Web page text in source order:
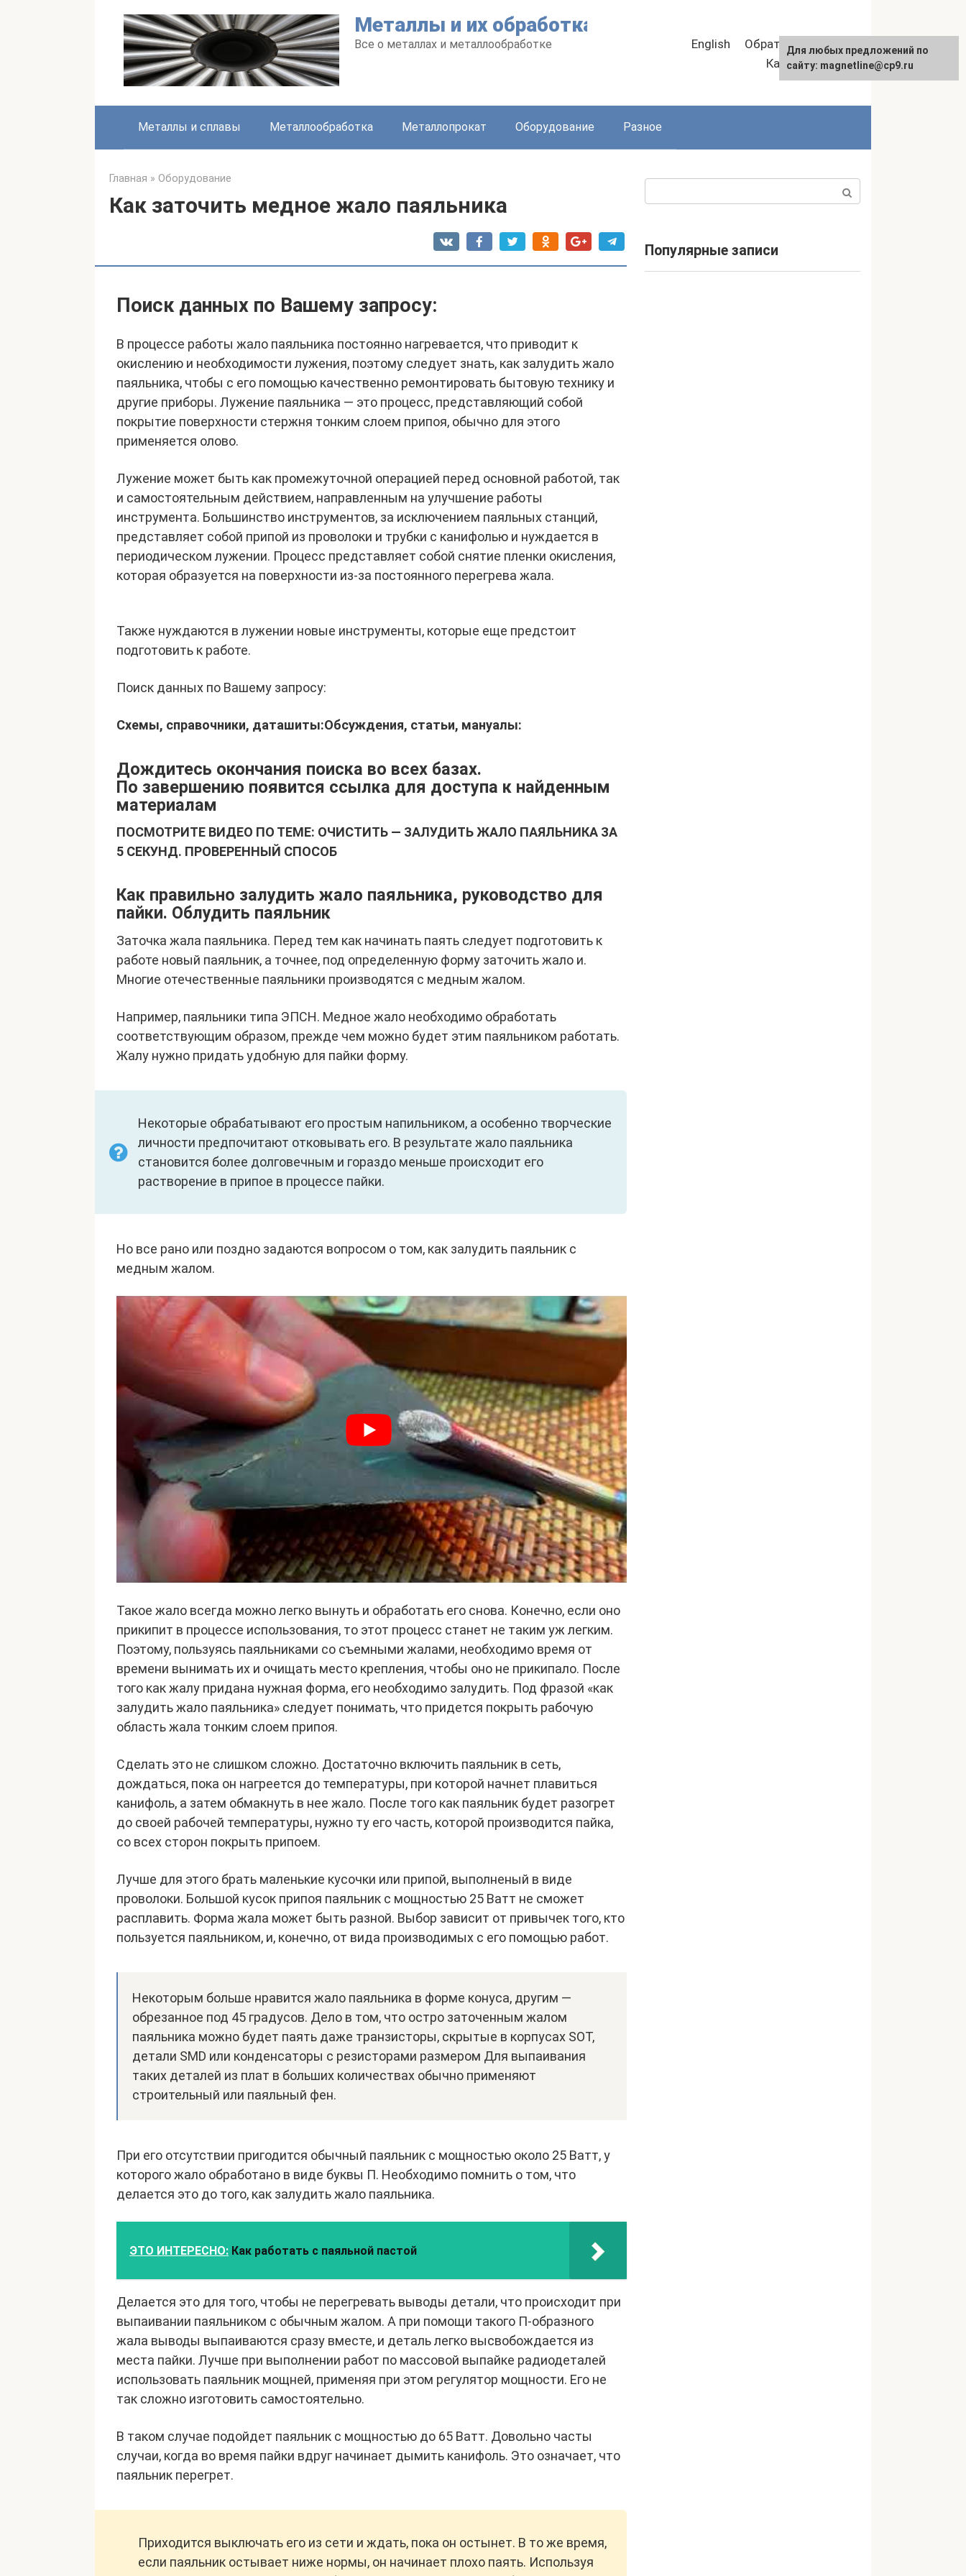
Металлы и их обработка
Все о металлах и металлообработке English
Обратная связь
Карта сайта
Металлы и сплавы Металлообработка Металлопрокат Оборудование Разное
Главная » Оборудование
Как заточить медное жало паяльника
Поиск данных по Вашему запросу:
В процессе работы жало паяльника постоянно нагревается, что приводит к
окислению и необходимости лужения, поэтому следует знать, как залудить жало
паяльника, чтобы с его помощью качественно ремонтировать бытовую технику и
другие приборы. Лужение паяльника — это процесс, представляющий собой
покрытие поверхности стержня тонким слоем припоя, обычно для этого
применяется олово.
Лужение может быть как промежуточной операцией перед основной работой, так
и самостоятельным действием, направленным на улучшение работы
инструмента. Большинство инструментов, за исключением паяльных станций,
представляет собой припой из проволоки и трубки с канифолью и нуждается в
периодическом лужении. Процесс представляет собой снятие пленки окисления,
которая образуется на поверхности из-за постоянного перегрева жала.
Также нуждаются в лужении новые инструменты, которые еще предстоит
подготовить к работе.
Поиск данных по Вашему запросу:
Схемы, справочники, даташиты:Обсуждения, статьи, мануалы:
Дождитесь окончания поиска во всех базах.
По завершению появится ссылка для доступа к найденным
материалам
ПОСМОТРИТЕ ВИДЕО ПО ТЕМЕ: ОЧИСТИТЬ — ЗАЛУДИТЬ ЖАЛО ПАЯЛЬНИКА ЗА
5 СЕКУНД. ПРОВЕРЕННЫЙ СПОСОБ
Как правильно залудить жало паяльника, руководство для
пайки. Облудить паяльник
Заточка жала паяльника. Перед тем как начинать паять следует подготовить к
работе новый паяльник, а точнее, под определенную форму заточить жало и.
Многие отечественные паяльники производятся с медным жалом.
Например, паяльники типа ЭПСН. Медное жало необходимо обработать
соответствующим образом, прежде чем можно будет этим паяльником работать.
Жалу нужно придать удобную для пайки форму.
Некоторые обрабатывают его простым напильником, а особенно творческие
личности предпочитают отковывать его. В результате жало паяльника
становится более долговечным и гораздо меньше происходит его
растворение в припое в процессе пайки.
Но все рано или поздно задаются вопросом о том, как залудить паяльник с
медным жалом.
Такое жало всегда можно легко вынуть и обработать его снова. Конечно, если оно
прикипит в процессе использования, то этот процесс станет не таким уж легким.
Поэтому, пользуясь паяльниками со съемными жалами, необходимо время от
времени вынимать их и очищать место крепления, чтобы оно не прикипало. После
того как жалу придана нужная форма, его необходимо залудить. Под фразой «как
залудить жало паяльника» следует понимать, что придется покрыть рабочую
область жала тонким слоем припоя.
Сделать это не слишком сложно. Достаточно включить паяльник в сеть,
дождаться, пока он нагреется до температуры, при которой начнет плавиться
канифоль, а затем обмакнуть в нее жало. После того как паяльник будет разогрет
до своей рабочей температуры, нужно ту его часть, которой производится пайка,
со всех сторон покрыть припоем.
Лучше для этого брать маленькие кусочки или припой, выполненый в виде
проволоки. Большой кусок припоя паяльник с мощностью 25 Ватт не сможет
расплавить. Форма жала может быть разной. Выбор зависит от привычек того, кто
пользуется паяльником, и, конечно, от вида производимых с его помощью работ.
Некоторым больше нравится жало паяльника в форме конуса, другим —
обрезанное под 45 градусов. Дело в том, что остро заточенным жалом
паяльника можно будет паять даже транзисторы, скрытые в корпусах SOT,
детали SMD или конденсаторы с резисторами размером Для выпаивания
таких деталей из плат в больших количествах обычно применяют
строительный или паяльный фен.
При его отсутствии пригодится обычный паяльник с мощностью около 25 Ватт, у
которого жало обработано в виде буквы П. Необходимо помнить о том, что
делается это до того, как залудить жало паяльника.
ЭТО ИНТЕРЕСНО: Как работать с паяльной пастой
Делается это для того, чтобы не перегревать выводы детали, что происходит при
выпаивании паяльником с обычным жалом. А при помощи такого П-образного
жала выводы выпаиваются сразу вместе, и деталь легко высвобождается из
места пайки. Лучше при выполнении работ по массовой выпайке радиодеталей
использовать паяльник мощней, применяя при этом регулятор мощности. Его не
так сложно изготовить самостоятельно.
В таком случае подойдет паяльник с мощностью до 65 Ватт. Довольно часты
случаи, когда во время пайки вдруг начинает дымить канифоль. Это означает, что
паяльник перегрет.
Приходится выключать его из сети и ждать, пока он остынет. В то же время,
если паяльник остывает ниже нормы, он начинает плохо паять. Используя
Популярные записи
Для любых предложений по
сайту: magnetline@cp9.ru